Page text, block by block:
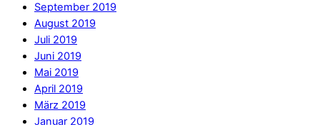
September 2019
August 2019
Juli 2019
Juni 2019
Mai 2019
April 2019
März 2019
Januar 2019